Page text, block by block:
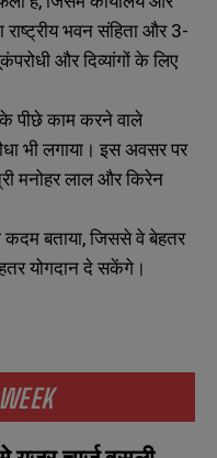
भवन संहिता और 3-
और दिव्यांगों के लिए
के पीछे काम करने वाले
भी लगाया। इस अवसर पर
मनोहर लाल और किरेन
कदम बताया, जिससे वे बेहतर
योगदान दे सकेंगे।